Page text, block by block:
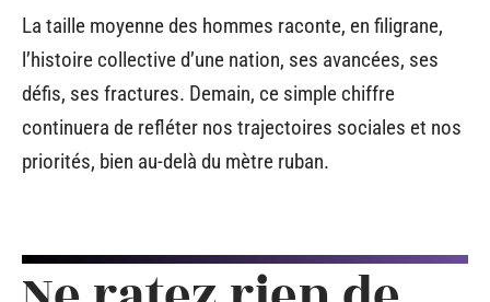
La taille moyenne des hommes raconte, en filigrane,
l’histoire collective d’une nation, ses avancées, ses
défis, ses fractures. Demain, ce simple chiffre
continuera de refléter nos trajectoires sociales et nos
priorités, bien au-delà du mètre ruban.